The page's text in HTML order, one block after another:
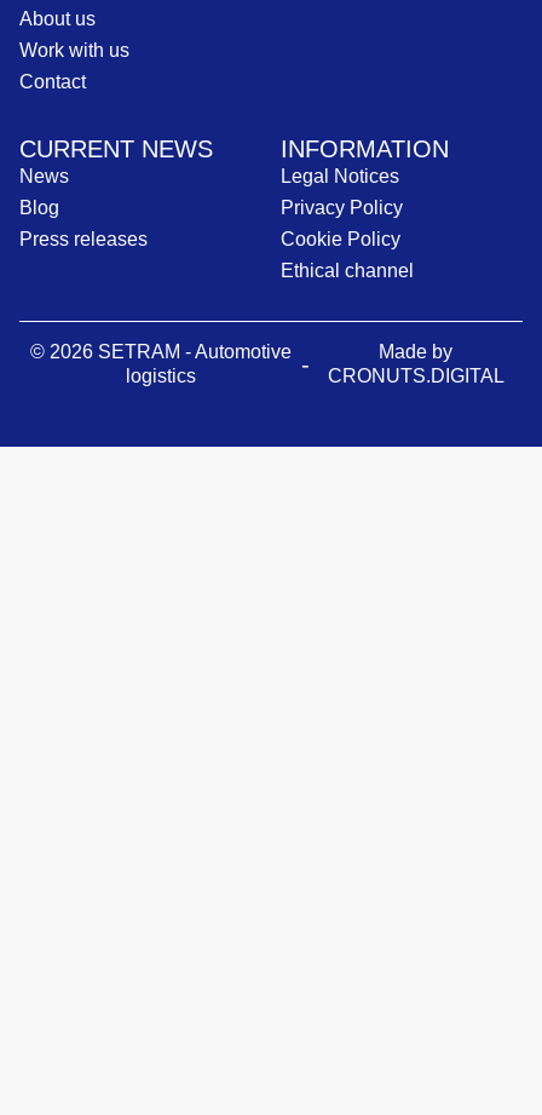
About us
Work with us
Contact
CURRENT NEWS
News
Blog
Press releases
INFORMATION
Legal Notices
Privacy Policy
Cookie Policy
Ethical channel
© 2026 SETRAM - Automotive
logistics
-
Made by
CRONUTS.DIGITAL